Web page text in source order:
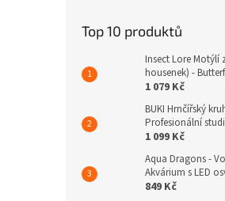
Top 10 produktů
Insect Lore Motýlí
housenek) -
1 079 Kč
BUKI Hrnčířský
Profesionální
1 099 Kč
Aqua Dragons -
Akvárium s LED
849 Kč